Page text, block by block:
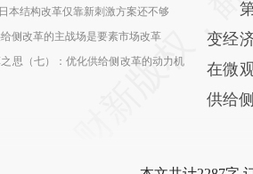
本结构改革仅靠新刺激方案还不够
侧改革的主战场是要素市场改革
思（七）：优化供给侧改革的动力机
第
变经
在微
供给